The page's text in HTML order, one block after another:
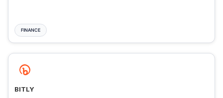
FINANCE
BITLY